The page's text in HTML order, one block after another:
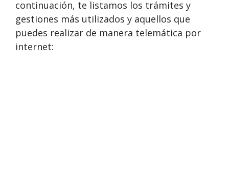
continuación, te listamos los trámites y
gestiones más utilizados y aquellos que
puedes realizar de manera telemática por
internet: